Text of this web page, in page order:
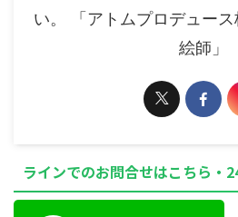
い。 「アトムプロデュー
絵師」
ラインでのお問合せはこちら・